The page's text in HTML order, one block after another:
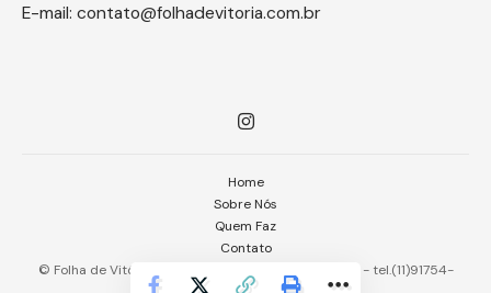
E-mail: contato@folhadevitoria.com.br
© Folha de Vitória -
- tel.(11)91754-
Home
Sobre Nós
Quem Faz
Contato